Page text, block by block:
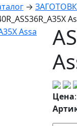
→
Цена: